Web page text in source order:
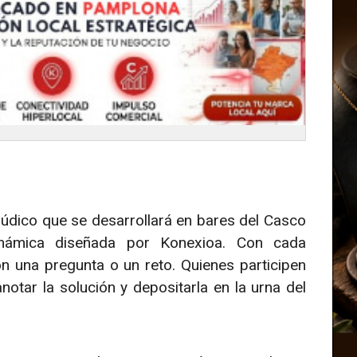
que se desarrollará en bares del Casco
diseñada por Konexioa. Con cada
una pregunta o un reto. Quienes participen
la solución y depositarla en la urna del